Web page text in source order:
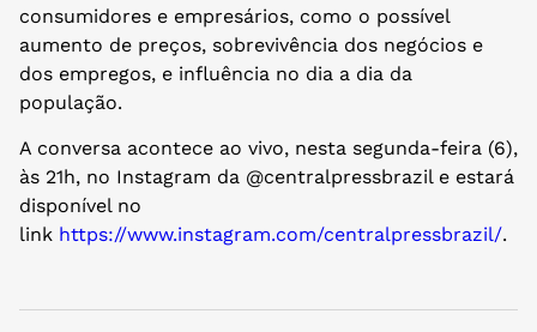
consumidores e empresários, como o possível
aumento de preços, sobrevivência dos negócios e
dos empregos, e influência no dia a dia da
população.
A conversa acontece ao vivo, nesta segunda-feira (6),
às 21h, no Instagram da @centralpressbrazil e estará
disponível no
link https://www.instagram.com/centralpressbrazil/.